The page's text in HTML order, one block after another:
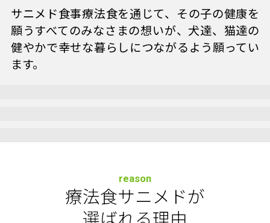
サニメド食事療法食を通じて、その子の健康を
願うすべてのみなさまの想いが、犬達、猫達の
健やかで幸せな暮らしにつながるよう願ってい
ます。
reason
療法食サニメドが